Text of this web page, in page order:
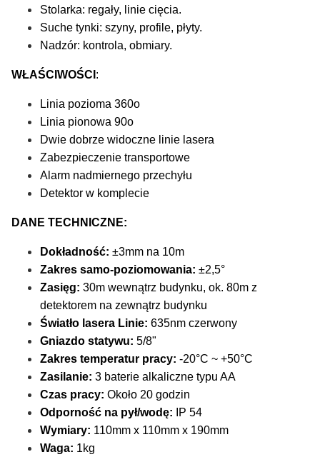
Stolarka: regały, linie cięcia.
Suche tynki: szyny, profile, płyty.
Nadzór: kontrola, obmiary.
WŁAŚCIWOŚCI :
Linia pozioma 360o
Linia pionowa 90o
Dwie dobrze widoczne linie lasera
Zabezpieczenie transportowe
Alarm nadmiernego przechyłu
Detektor w komplecie
DANE TECHNICZNE:
Dokładność: ±3mm na 10m
Zakres samo-poziomowania: ±2,5°
Zasięg: 30m wewnątrz budynku, ok. 80m z
detektorem na zewnątrz budynku
Światło lasera Linie: 635nm czerwony
Gniazdo statywu: 5/8"
Zakres temperatur pracy: -20°C ~ +50°C
Zasilanie: 3 baterie alkaliczne typu AA
Czas pracy: Około 20 godzin
Odporność na pył/wodę: IP 54
Wymiary: 110mm x 110mm x 190mm
Waga: 1kg